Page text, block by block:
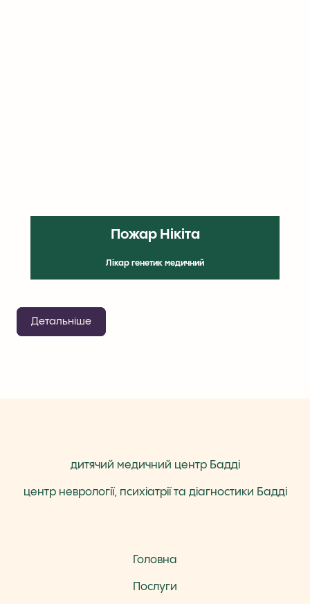
Пожар Нікіта
Лікар генетик медичний
Детальніше
дитячий медичний центр Бадді
центр неврології, психіатрії та діагностики Бадді
Головна
Послуги